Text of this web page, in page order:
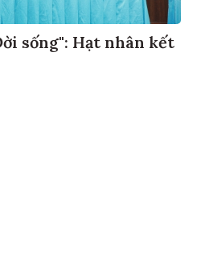
sống": Hạt nhân kết